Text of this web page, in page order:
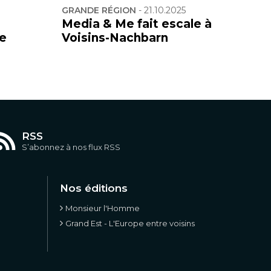
GRANDE RÉGION - 21.10.2025
Media & Me fait escale à
Voisins-Nachbarn
RSS
S’abonnez à nos flux RSS
Nos éditions
Monsieur l'Homme
Grand Est - L'Europe entre voisins